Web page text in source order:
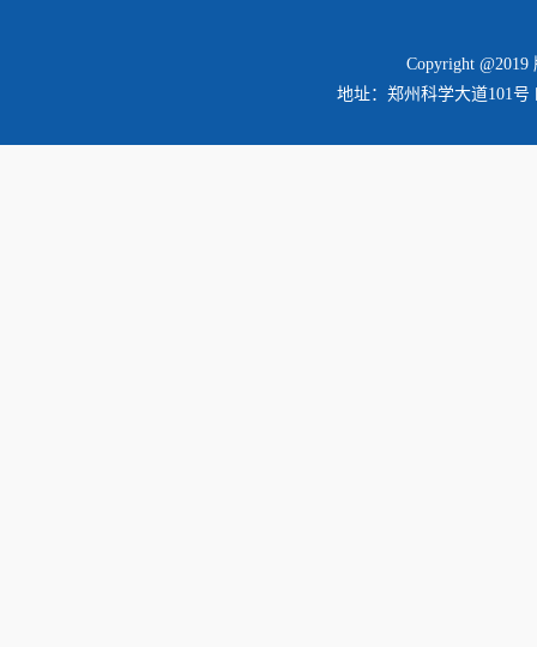
Copyright
地址：郑州科学大道101号